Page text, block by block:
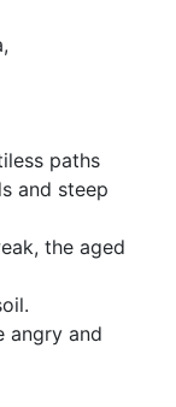
paths
and steep
the aged
angry and